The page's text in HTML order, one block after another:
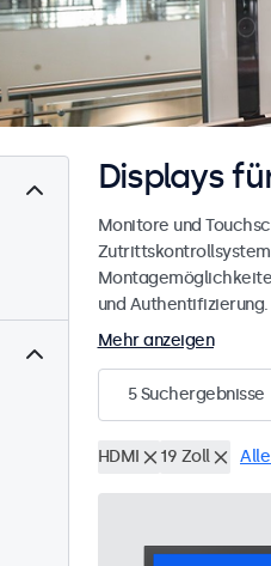
Displays
Monitore und
und Authentifizierung.
Mehr anzeigen
5Suchergebnisse
HDMI 19 Zoll